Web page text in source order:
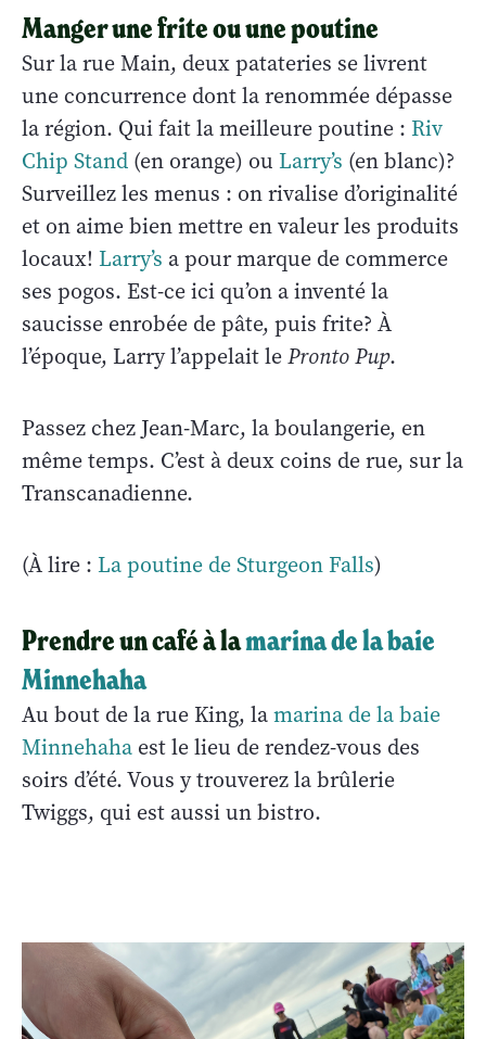
Manger une frite ou une poutine
Sur la rue Main, deux patateries se livrent
une concurrence dont la renommée dépasse
la région. Qui fait la meilleure poutine : Riv
Chip Stand (en orange) ou Larry’s (en blanc)?
Surveillez les menus : on rivalise d’originalité
et on aime bien mettre en valeur les produits
locaux! Larry’s a pour marque de commerce
ses pogos. Est-ce ici qu’on a inventé la
saucisse enrobée de pâte, puis frite? À
l’époque, Larry l’appelait lePronto Pup.
Passez chez Jean-Marc, la boulangerie, en
même temps. C’est à deux coins de rue, sur la
Transcanadienne.
(À lire : La poutine de Sturgeon Falls)
Prendre un café à lamarina de la baie
Minnehaha
Au bout de la rue King, lamarina de la baie
Minnehaha est le lieu de rendez-vous des
soirs d’été. Vous y trouverez la brûlerie
Twiggs, qui est aussi un bistro.